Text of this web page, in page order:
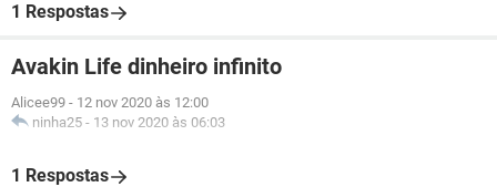
1 Respostas
Avakin Life dinheiro infinito
Alicee99 - 12 nov 2020 às 12:00
ninha25 - 13 nov 2020 às 06:03
1 Respostas